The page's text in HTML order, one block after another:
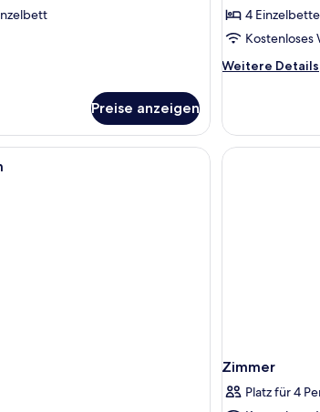
Preise anzeigen
4
Kostenloses
Weitere Details
Weitere
Smart
Suite
Ein modernes Hotelzimmer mit einem großen Bett,
Zimmer
Platz für 4